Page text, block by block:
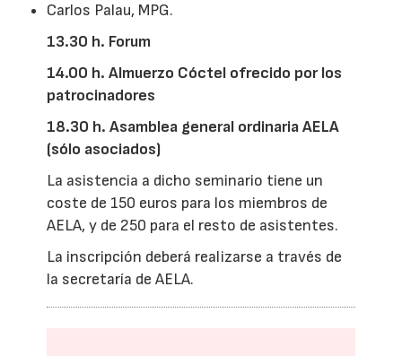
Carlos Palau, MPG.
13.30 h. Forum
14.00 h. Almuerzo Cóctel ofrecido por los
patrocinadores
18.30 h. Asamblea general ordinaria AELA
(sólo asociados)
La asistencia a dicho seminario tiene un
coste de 150 euros para los miembros de
AELA, y de 250 para el resto de asistentes.
La inscripción deberá realizarse a través de
la secretaría de AELA.